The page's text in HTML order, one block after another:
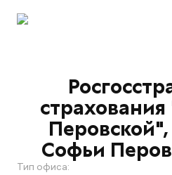
Перовской",
Софьи
Тип офиса: